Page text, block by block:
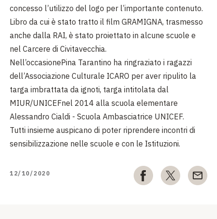
concesso l’utilizzo del logo per l’importante contenuto.
Libro da cui è stato tratto il film GRAMIGNA, trasmesso
anche dalla RAI, è stato proiettato in alcune scuole e
nel Carcere di Civitavecchia.
Nell’occasionePina Tarantino ha ringraziato i ragazzi
dell’Associazione Culturale ICARO per aver ripulito la
targa imbrattata da ignoti, targa intitolata dal
MIUR/UNICEFnel 2014 alla scuola elementare
Alessandro Cialdi - Scuola Ambasciatrice UNICEF.
Tutti insieme auspicano di poter riprendere incontri di
sensibilizzazione nelle scuole e con le Istituzioni.
12/10/2020